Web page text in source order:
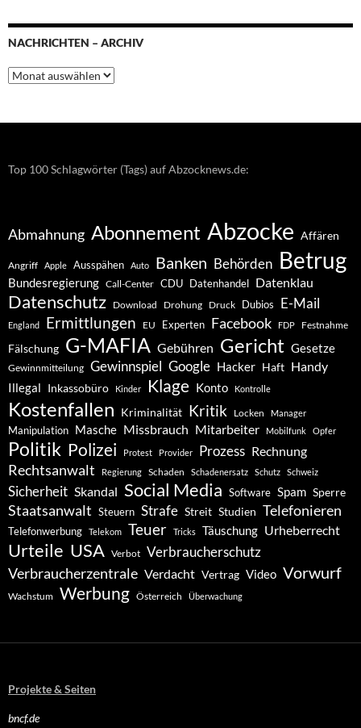
NACHRICHTEN – ARCHIV
Nachrichten
–
Top 100 Schlagwörter (Tags) auf Abzocknews.de:
Abmahnung Abonnement Abzocke Affären
Angriff Apple Ausspähen Auto Banken Behörden Betrug
Bundesregierung Call-Center CDU Datenhandel Datenklau
Datenschutz Download Drohung Druck Dubios E-Mail
England Ermittlungen EU Experten Facebook FDP Festnahme
Fälschung G-MAFIA Gebühren Gericht Gesetze
Gewinnmitteilung Gewinnspiel Google Hacker Haft Handy
Illegal Inkassobüro Kinder Klage Konto Kontrolle
Kostenfallen Kriminalität Kritik Locken Manager
Manipulation Masche Missbrauch Mitarbeiter Mobilfunk Opfer
Politik Polizei Protest Provider Prozess Rechnung
Rechtsanwalt Regierung Schaden Schadenersatz Schutz Schweiz
Sicherheit Skandal Social Media Software Spam Sperre
Staatsanwalt Steuern Strafe Streit Studien Telefonieren
Telefonwerbung Telekom Teuer Tricks Täuschung Urheberrecht
Urteile USA Verbot Verbraucherschutz
Verbraucherzentrale Verdacht Vertrag Video Vorwurf
Wachstum Werbung Österreich Überwachung
Projekte & Seiten
bncf.de